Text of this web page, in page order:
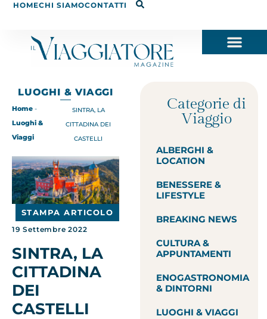
HOMECHI SIAMOCONTATTI
LUOGHI & VIAGGI
Home -
Luoghi &
Viaggi
SINTRA, LA
CITTADINA DEI
CASTELLI
STAMPA ARTICOLO
19 Settembre 2022
SINTRA, LA
CITTADINA
DEI
CASTELLI
Categorie di
Viaggio
ALBERGHI &
LOCATION
BENESSERE &
LIFESTYLE
BREAKING NEWS
CULTURA &
APPUNTAMENTI
ENOGASTRONOMIA
& DINTORNI
LUOGHI & VIAGGI